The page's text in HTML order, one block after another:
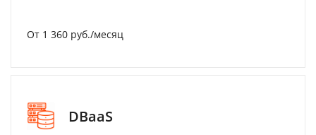
От 1 360 руб./месяц
DBaaS